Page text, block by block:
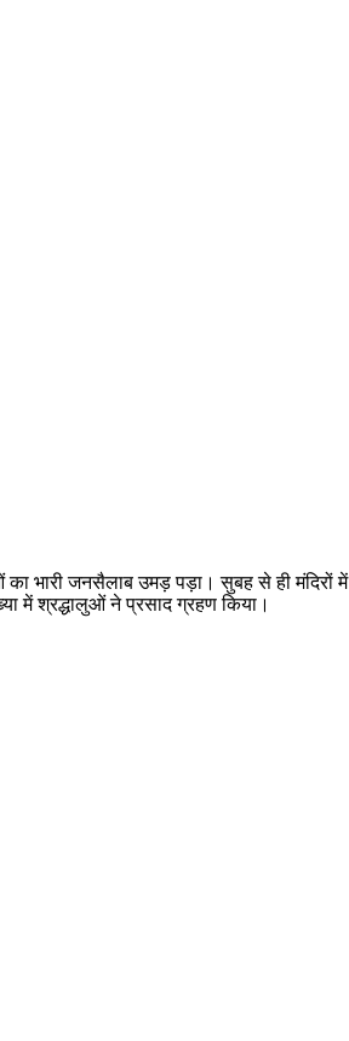
भारी जनसैलाब उमड़ पड़ा। सुबह से ही मंदिरों
में श्रद्धालुओं ने प्रसाद ग्रहण किया।